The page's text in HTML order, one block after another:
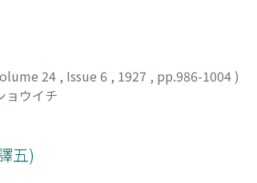
24 , Issue 6 , 1927 , pp.986-1004)
ョウイチ
五)